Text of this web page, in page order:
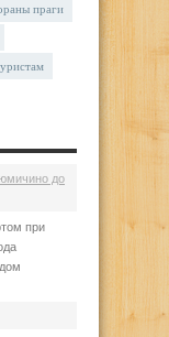
праги
до
при